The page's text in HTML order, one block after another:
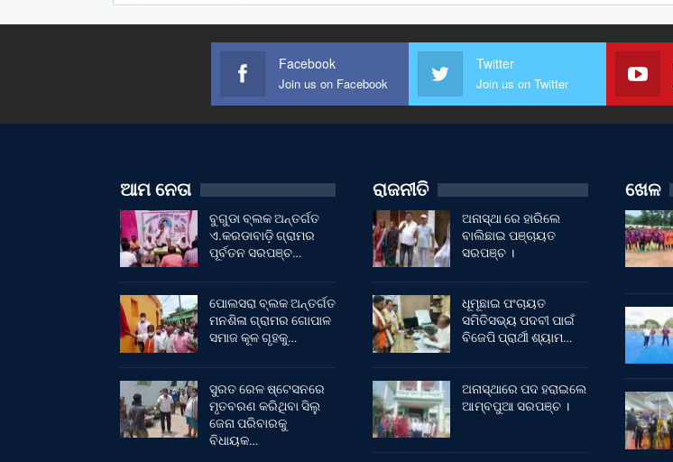
Facebook
Join us on Facebook
Twitter
Join us on Twitter
ଆମ ନେତା
ବୁଗୁଡା ବ୍ଲକ ଅନ୍ତର୍ଗତ
ଏ.କରଡାବାଡ଼ି ଗ୍ରାମର
ପୂର୍ବତନ ସରପଞ୍ଚ…
ପୋଲସରା ବ୍ଲକ ଅନ୍ତର୍ଗତ
ମନଶିଳା ଗ୍ରାମର ଗୋପାଳ
ସମାଜ କୂଳ ଗୃହକୁ…
ସୁରତ ରେଳ ଷ୍ଟେସନରେ
ମୃତବରଣ କରିଥିବା ସିଲୁ
ଜେନା ପରିବାରକୁ
ବିଧାୟକ…
ରାଜନୀତି
ଅନାସ୍ଥା ରେ ହାରିଲେ
ବାଲିଛାଇ ପଞ୍ଚାୟତ
ସରପଞ୍ଚ ।
ଧୂମୂଛାଇ ପଂଚାୟତ
ସମିତିସଭ୍ୟ ପଦବୀ ପାଇଁ
ବିଜେପି ପ୍ରାର୍ଥୀ ଶ୍ୟାମ…
ଅନାସ୍ଥାରେ ପଦ ହରାଇଲେ
ଆମ୍ବପୁଆ ସରପଞ୍ଚ ।
ଖେଳ